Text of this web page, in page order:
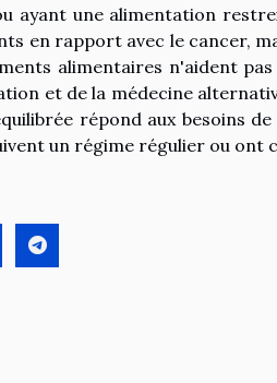
ayant une alimentation
en rapport avec le cancer,
alimentaires n'aident
et de la médecine
répond aux besoins
un régime régulier ou ont